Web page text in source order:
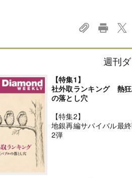
週刊
【特集1】
社外取ランキング 熱
の落とし穴
【特集2】
地銀再編サバイバル最
2弾